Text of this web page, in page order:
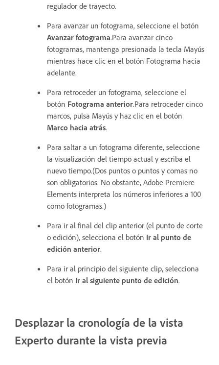
regulador de trayecto.
Para avanzar un fotograma, seleccione el botón
Avanzar fotograma.Para avanzar cinco
fotogramas, mantenga presionada la tecla Mayús
mientras hace clic en el botón Fotograma hacia
adelante.
Para retroceder un fotograma, seleccione el
botón Fotograma anterior.Para retroceder cinco
marcos, pulsa Mayús y haz clic en el botón
Marco hacia atrás.
Para saltar a un fotograma diferente, seleccione
la visualización del tiempo actual y escriba el
nuevo tiempo.(Dos puntos o puntos y comas no
son obligatorios. No obstante, Adobe Premiere
Elements interpreta los números inferiores a 100
como fotogramas.)
Para ir al final del clip anterior (el punto de corte
o edición), selecciona el botón Ir al punto de
edición anterior.
Para ir al principio del siguiente clip, selecciona
el botón Ir al siguiente punto de edición.
Desplazar la cronología de la vista
Experto durante la vista previa